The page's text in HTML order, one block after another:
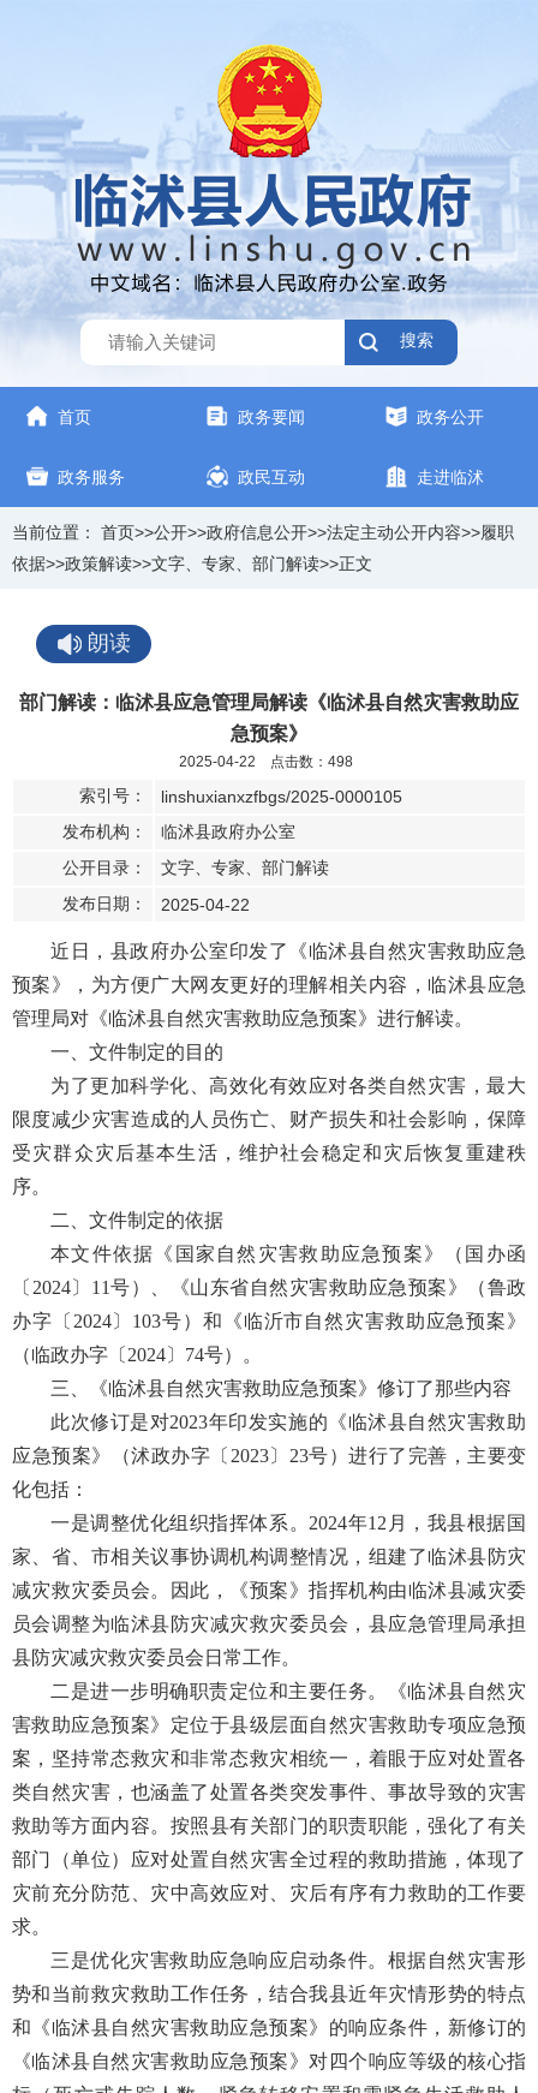
搜索
首页 政务要闻 政务公开
政务服务 政民互动 走进临沭
当前位置： 首页>>公开>>政府信息公开>>法定主动公开内容>>履职
依据>>政策解读>>文字、专家、部门解读>>正文
朗读
部门解读：临沭县应急管理局解读《临沭县自然灾害救助应
急预案》
2025-04-22 点击数： 498
索引号：
linshuxianxzfbgs/2025-0000105
发布机构：
临沭县政府办公室
公开目录：
文字、专家、部门解读
发布日期：
2025-04-22
近日，县政府办公室印发了《临沭县自然灾害救助应急
预案》，为方便广大网友更好的理解相关内容，临沭县应急
管理局对《临沭县自然灾害救助应急预案》进行解读。
一、文件制定的目的
为了更加科学化、高效化有效应对各类自然灾害，最大
限度减少灾害造成的人员伤亡、财产损失和社会影响，保障
受灾群众灾后基本生活，维护社会稳定和灾后恢复重建秩
序。
二、文件制定的依据
本文件依据《国家自然灾害救助应急预案》（国办函
〔2024〕11号）、《山东省自然灾害救助应急预案》（鲁政
办字〔2024〕103号）和《临沂市自然灾害救助应急预案》
（临政办字〔2024〕74号）。
三、《临沭县自然灾害救助应急预案》修订了那些内容
此次修订是对2023年印发实施的《临沭县自然灾害救助
应急预案》（沭政办字〔2023〕23号）进行了完善，主要变
化包括：
一是调整优化组织指挥体系。2024年12月，我县根据国
家、省、市相关议事协调机构调整情况，组建了临沭县防灾
减灾救灾委员会。因此，《预案》指挥机构由临沭县减灾委
员会调整为临沭县防灾减灾救灾委员会，县应急管理局承担
县防灾减灾救灾委员会日常工作。
二是进一步明确职责定位和主要任务。《临沭县自然灾
害救助应急预案》定位于县级层面自然灾害救助专项应急预
案，坚持常态救灾和非常态救灾相统一，着眼于应对处置各
类自然灾害，也涵盖了处置各类突发事件、事故导致的灾害
救助等方面内容。按照县有关部门的职责职能，强化了有关
部门（单位）应对处置自然灾害全过程的救助措施，体现了
灾前充分防范、灾中高效应对、灾后有序有力救助的工作要
求。
三是优化灾害救助应急响应启动条件。根据自然灾害形
势和当前救灾救助工作任务，结合我县近年灾情形势的特点
和《临沭县自然灾害救助应急预案》的响应条件，新修订的
《临沭县自然灾害救助应急预案》对四个响应等级的核心指